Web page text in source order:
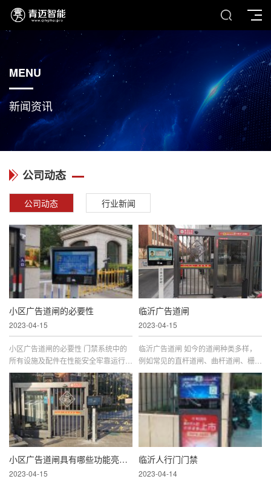
MENU
新闻资讯
公司动态
公司动态 行业新闻
小区广告道闸的必要性
2023-04-15
小区广告道闸的必要性 门禁系统中的
所有设施及配件在性能安全牢靠运行的
同时！并可在有效事情充实包管运用者
环境的安全性，壮大的真时监控罪能和
联动罪能。道闸的种类主要包罗...
临沂广告道闸
2023-04-15
临沂广告道闸 如今的道闸种类多样，
例如常见的直杆道闸、曲杆道闸、栅栏
门道闸、翻页广告道闸、灯箱广告道
闸、LED广告道闸、卡布广告道闸等，
虽然应用的领域不尽相同，但是都具...
小区广告道闸具有哪些功能亮点？
2023-04-15
临沂人行门门禁
2023-04-14